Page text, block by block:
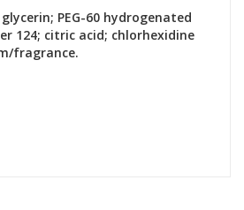
PEG-60 hydrogenated
124; citric acid; chlorhexidine
fragrance.